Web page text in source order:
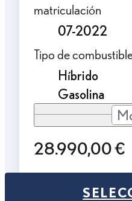
matriculación
07-2022
Tipo de
Híbrido
Gasolina
28.990,00 €